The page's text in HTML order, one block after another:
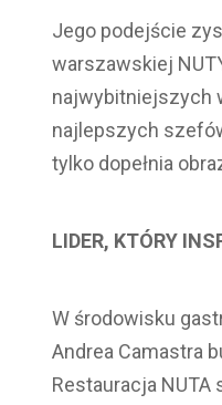
Jego podejście
warszawskiej
najwybitniejszych
najlepszych
tylko dopełnia
LIDER, KTÓRY
W środowisku
Andrea Camastra
Restauracja